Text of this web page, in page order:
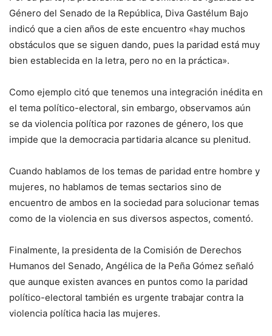
Género del Senado de la República, Diva Gastélum Bajo
indicó que a cien años de este encuentro «hay muchos
obstáculos que se siguen dando, pues la paridad está muy
bien establecida en la letra, pero no en la práctica».
Como ejemplo citó que tenemos una integración inédita en
el tema político-electoral, sin embargo, observamos aún
se da violencia política por razones de género, los que
impide que la democracia partidaria alcance su plenitud.
Cuando hablamos de los temas de paridad entre hombre y
mujeres, no hablamos de temas sectarios sino de
encuentro de ambos en la sociedad para solucionar temas
como de la violencia en sus diversos aspectos, comentó.
Finalmente, la presidenta de la Comisión de Derechos
Humanos del Senado, Angélica de la Peña Gómez señaló
que aunque existen avances en puntos como la paridad
político-electoral también es urgente trabajar contra la
violencia política hacia las mujeres.